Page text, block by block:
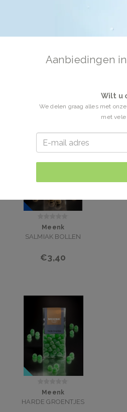
Meenk
SALMIAK BOLLEN
€3,40
Meenk
HARDE GROENTJES
Aanbiedingen
Wilt u
We delen graag alles met
met